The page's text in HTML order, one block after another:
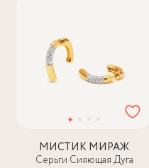
МИСТИК МИРАЖ
Серьги Сияющая Дуга